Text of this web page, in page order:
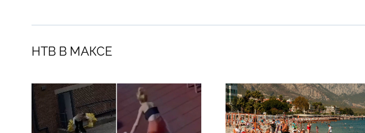
НТВ В МАКСЕ